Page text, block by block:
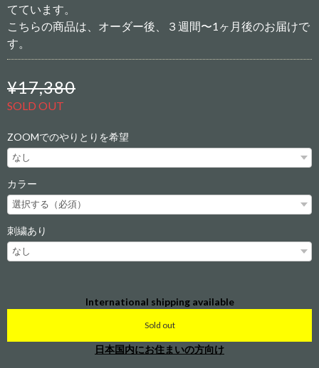
てています。
こちらの商品は、オーダー後、３週間〜1ヶ月後のお届けで
す。
¥17,380
SOLD OUT
ZOOMでのやりとりを希望
カラー
刺繍あり
International shipping available
Sold out
日本国内にお住まいの方向け